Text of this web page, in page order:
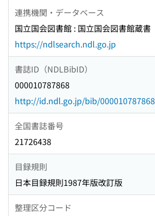
連携機関・データベース
国立国会図書館 : 国立国会図書館蔵書
https://ndlsearch.ndl.go.jp
書誌ID（NDLBibID）
000010787868
http://id.ndl.go.jp/bib/000010787868
全国書誌番号
21726438
目録規則
日本目録規則1987年版改訂版
整理区分コード